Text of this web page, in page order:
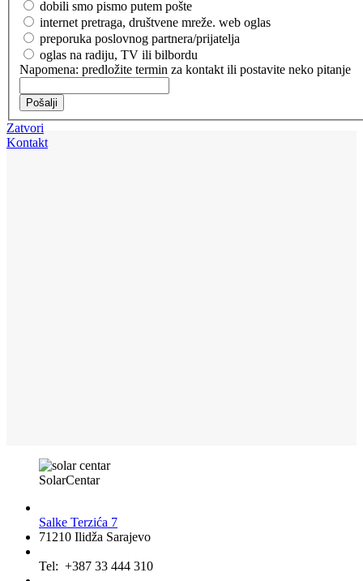
dobili smo pismo putem pošte
internet pretraga, društvene mreže. web oglas
preporuka poslovnog partnera/prijatelja
oglas na radiju, TV ili bilbordu
Napomena: predložite termin za kontakt ili postavite neko pitanje
Pošalji
Zatvori
Kontakt
SolarCentar
Salke Terzića 7
71210 Ilidža Sarajevo
Tel: +387 33 444 310